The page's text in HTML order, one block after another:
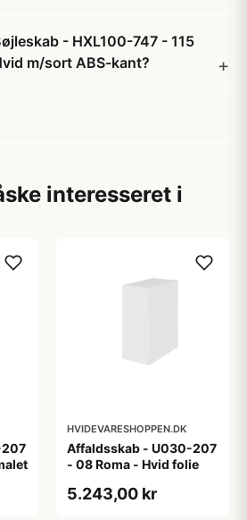
- HXL100-747 - 115
m/sort ABS-kant?
interesseret i
HVIDEVARESHOPPEN.DK
Affaldsskab - U030-207
- 08 Roma - Hvid folie
5.243,00 kr